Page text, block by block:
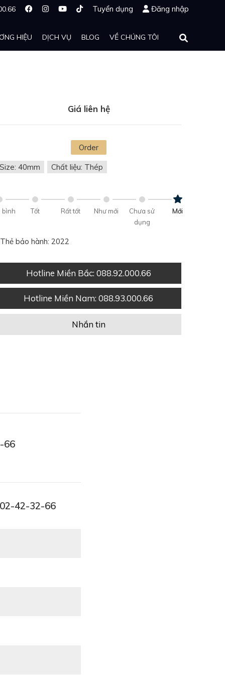
Tuyển dụng Đăng nhập
HIỆU DỊCH VỤ BLOG VỀ CHÚNG TÔI
Giá liên hệ
Order
Size: 40mm Chất liệu: Thép
bình Tốt Rất tốt Như mới
Chưa sử
dụng
Mới
Thẻ bảo hành: 2022
Hotline Miền Bắc: 088.92.000.66
Hotline Miền Nam: 088.93.000.66
Nhắn tin
66
42-32-66